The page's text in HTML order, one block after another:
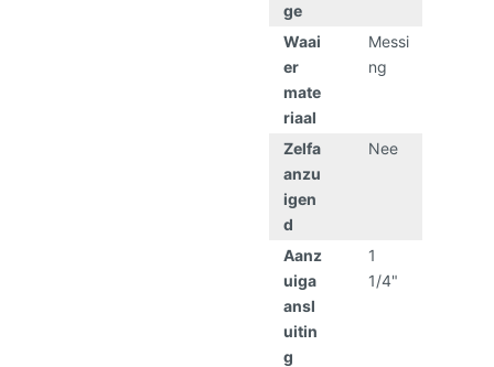
ge
Waai
er
mate
riaal
Messi
ng
Zelfa
anzu
igen
d
Nee
Aanz
uiga
ansl
uitin
g
1
1/4"